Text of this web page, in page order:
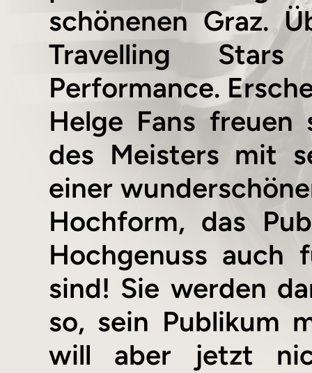
schönenen Graz.
Travelling
Performance.
Helge Fans freuen
des Meisters mit
einer
Hochform, das
Hochgenuss auch
sind! Sie werden
so, sein Publikum
will aber jetzt